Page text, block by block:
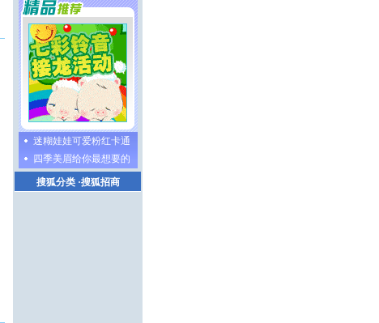
迷糊娃娃可爱粉红卡通
四季美眉给你最想要的
搜狐分类·搜狐招商